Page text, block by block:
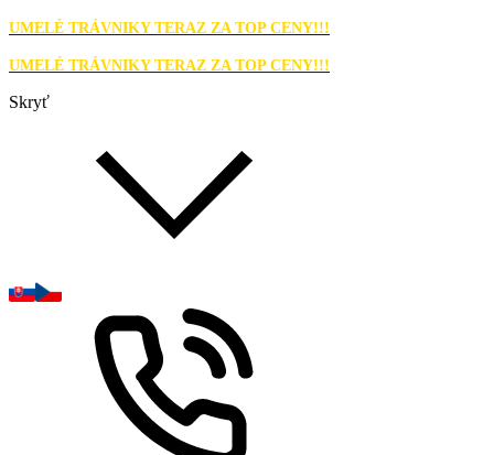
UMELÉ TRÁVNIKY TERAZ ZA TOP CENY!!!
UMELÉ TRÁVNIKY TERAZ ZA TOP CENY!!!
Skryť